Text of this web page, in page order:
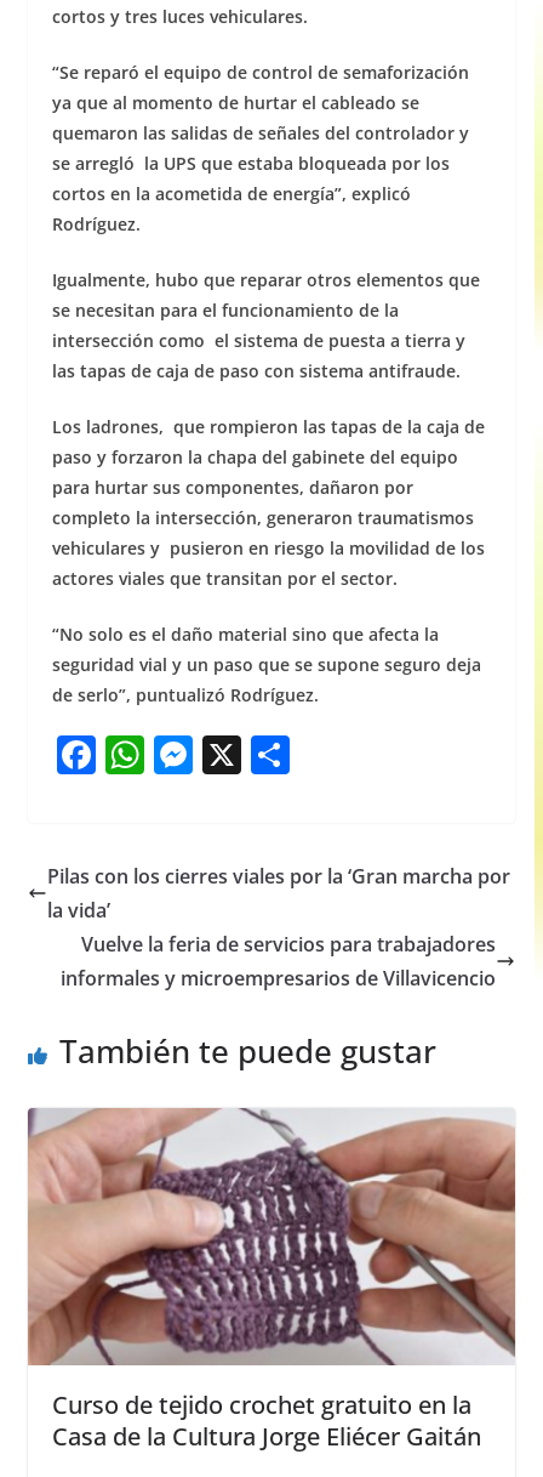
cortos y tres luces vehiculares.
“Se reparó el equipo de control de semaforización
ya que al momento de hurtar el cableado se
quemaron las salidas de señales del controlador y
se arregló la UPS que estaba bloqueada por los
cortos en la acometida de energía”, explicó
Rodríguez.
Igualmente, hubo que reparar otros elementos que
se necesitan para el funcionamiento de la
intersección como el sistema de puesta a tierra y
las tapas de caja de paso con sistema antifraude.
Los ladrones, que rompieron las tapas de la caja de
paso y forzaron la chapa del gabinete del equipo
para hurtar sus componentes, dañaron por
completo la intersección, generaron traumatismos
vehiculares y pusieron en riesgo la movilidad de los
actores viales que transitan por el sector.
“No solo es el daño material sino que afecta la
seguridad vial y un paso que se supone seguro deja
de serlo”, puntualizó Rodríguez.
F
e
b
o
o
W
s
p
p
M
e
g
er
X S
e
Pilas con los cierres viales por la ‘Gran marcha por
la vida’
Vuelve la feria de servicios para trabajadores
informales y microempresarios de Villavicencio
También te puede gustar
Curso de tejido crochet gratuito en la
Casa de la Cultura Jorge Eliécer Gaitán